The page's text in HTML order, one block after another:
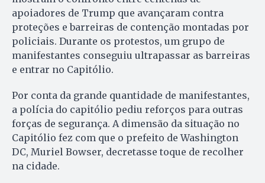
apoiadores de Trump que avançaram contra
proteções e barreiras de contenção montadas por
policiais. Durante os protestos, um grupo de
manifestantes conseguiu ultrapassar as barreiras
e entrar no Capitólio.
Por conta da grande quantidade de manifestantes,
a polícia do capitólio pediu reforços para outras
forças de segurança. A dimensão da situação no
Capitólio fez com que o prefeito de Washington
DC, Muriel Bowser, decretasse toque de recolher
na cidade.